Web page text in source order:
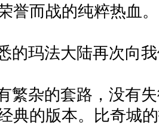
誉而战的纯粹热血。
的玛法大陆再次向
繁杂的套路，没有
典的版本。比奇城